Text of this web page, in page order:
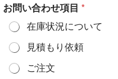
お問い合わせ項目 *
在庫状況について
見積もり依頼
ご注文